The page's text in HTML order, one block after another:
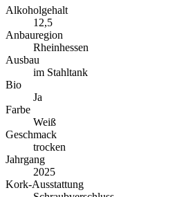
Alkoholgehalt
12,5
Anbauregion
Rheinhessen
Ausbau
im Stahltank
Bio
Ja
Farbe
Weiß
Geschmack
trocken
Jahrgang
2025
Kork-Ausstattung